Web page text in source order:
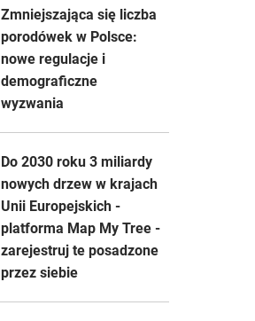
Zmniejszająca się liczba
porodówek w Polsce:
nowe regulacje i
demograficzne
wyzwania
Do 2030 roku 3 miliardy
nowych drzew w krajach
Unii Europejskich -
platforma Map My Tree -
zarejestruj te posadzone
przez siebie